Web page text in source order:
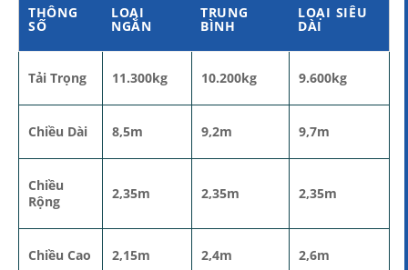
THÔNG
SỐ
LOẠI
NGẮN
TRUNG
BÌNH
LOẠI SIÊU
DÀI
Tải Trọng 11.300kg 10.200kg 9.600kg
Chiều Dài 8,5m 9,2m 9,7m
Chiều
Rộng
2,35m 2,35m 2,35m
Chiều Cao 2,15m 2,4m 2,6m